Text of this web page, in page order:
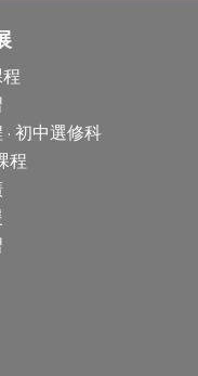
初中選修科
程